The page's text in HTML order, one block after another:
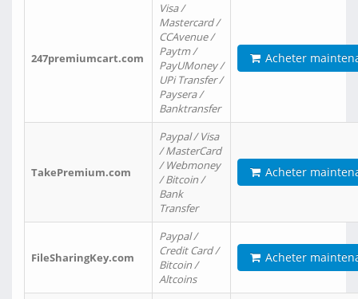
247premiumcart.com
Visa /
Mastercard /
CCAvenue /
Paytm /
PayUMoney /
UPi Transfer /
Paysera /
Banktransfer
Acheter
TakePremium.com
Paypal / Visa
/ MasterCard
/ Webmoney
/ Bitcoin /
Bank
Transfer
Acheter
FileSharingKey.com
Paypal /
Credit Card /
Bitcoin /
Altcoins
Acheter